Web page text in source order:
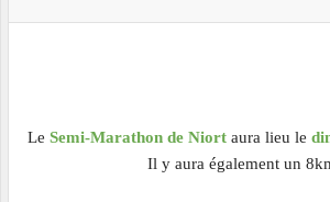
Le Semi-Marathon de Niortaura lieu le
Il y aura également un